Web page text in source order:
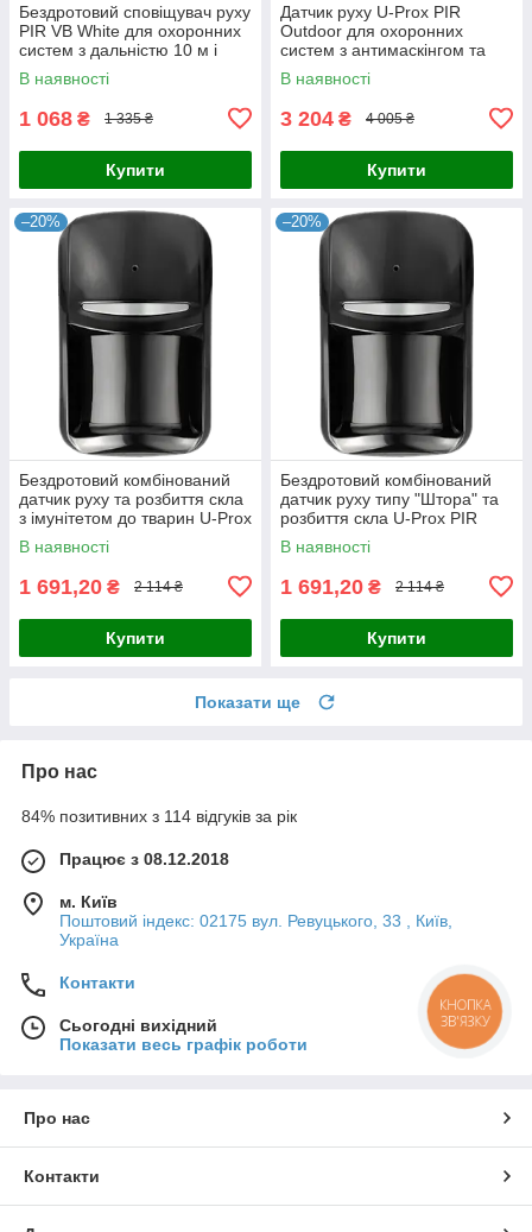
Бездротовий сповіщувач руху
PIR VB White для охоронних
систем з дальністю 10 м і
вбудованим датчиком
температури
В наявності
1 068 ₴ 1 335 ₴
Купити
Датчик руху U-Prox PIR
Outdoor для охоронних
систем з антимаскінгом та
захистом від саботажу,
автономний у режимі від
В наявності
3 204 ₴ 4 005 ₴
Купити
–20%
Бездротовий комбінований
датчик руху та розбиття скла
з імунітетом до тварин U-Prox
PIR Combi Black
В наявності
1 691,20 ₴ 2 114 ₴
Купити
–20%
Бездротовий комбінований
датчик руху типу "Штора" та
розбиття скла U-Prox PIR
Combi VB Black
В наявності
1 691,20 ₴ 2 114 ₴
Купити
Показати ще
Про нас
84% позитивних з 114 відгуків за рік
Працює з 08.12.2018
м. Київ
Поштовий індекс: 02175 вул. Ревуцького, 33 , Київ,
Україна
Контакти
Сьогодні вихідний
Показати весь графік роботи
Про нас
Контакти
КНОПКА
ЗВ'ЯЗКУ